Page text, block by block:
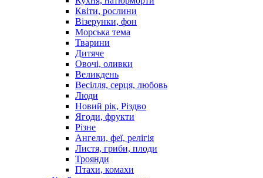
Квіти, рослини
Візерунки, фон
Морська тема
Тварини
Дитяче
Овочі, оливки
Великдень
Весілля, серця, любовь
Люди
Новий рік, Різдво
Ягоди, фрукти
Різне
Ангели, феї, релігія
Листя, гриби, плоди
Троянди
Птахи, комахи